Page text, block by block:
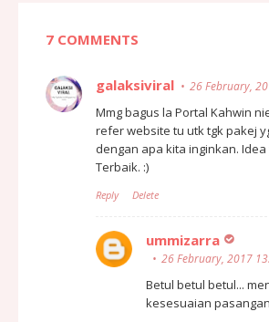
7 COMMENTS
galaksiviral 26 February,
Mmg bagus la Portal Kahwin
refer website tu utk tgk pakej
dengan apa kita inginkan.
Terbaik. :)
Reply Delete
ummizarra
26 February, 2017
Betul betul betul...
kesesuaian